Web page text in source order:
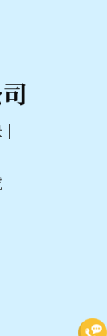
|